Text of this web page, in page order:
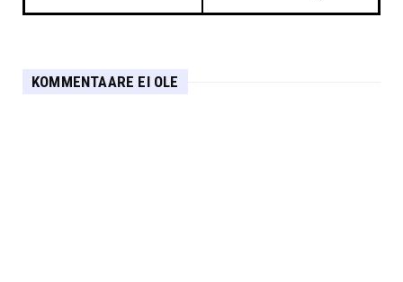
KOMMENTAARE EI OLE